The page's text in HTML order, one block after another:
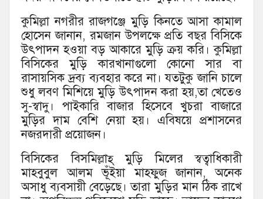
কুমিল্লা নগরীর রাজগঞ্জে মুড়ি কিনতে আসা কামাল
হোসেন জানান, রমজান উপলক্ষে প্রতি বছর বিসিকে
উৎপাদন হওয়া বড় আকারে মুড়ি ক্রয় করি। কুমিল্লা
বিসিকের মুড়ি কারখানাগুলো কোনো সার বা
রাসায়সিক দ্রব্য ব্যবহার করে না। যতটুকু জানি চালে
শুধু লবণ মিশিয়ে মুড়ি উৎপাদন করা হয়,তা খেতেও
সু-স্বাদু। পাইকারি বাজার হিসেবে খুচরা বাজারে
মুড়ির দাম বেশি নেয়া হয়। এবিষয়ে প্রশাসনের
নজরদারী প্রয়োজন।
বিসিকের বিসমিল্লাহ্ মুড়ি মিলের স্বত্বাধিকারী
মাহবুবুল আলম ভূঁইয়া মাহফুজ জানান, অনেক
অসাধু ব্যবসায়ী বেড়েছে। তারা মুড়ির মান ঠিক রাখে